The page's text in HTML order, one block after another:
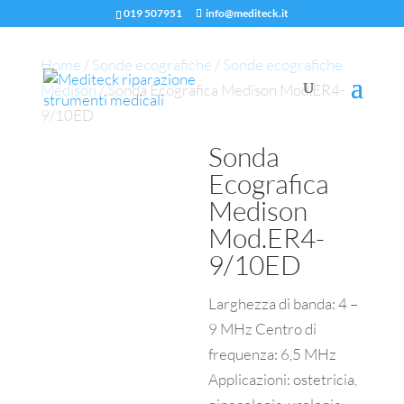
019 507951 info@mediteck.it
Home /Sonde ecografiche /Sonde ecografiche
Medison/ Sonda Ecografica Medison Mod.ER4-
9/10ED
Sonda
Ecografica
Medison
Mod.ER4-
9/10ED
Larghezza di banda: 4 –
9 MHz Centro di
frequenza: 6,5 MHz
Applicazioni: ostetricia,